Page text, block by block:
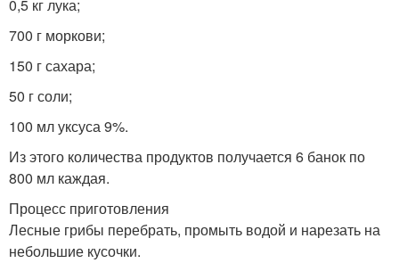
0,5 кг лука;
700 г моркови;
150 г сахара;
50 г соли;
100 мл уксуса 9%.
Из этого количества продуктов получается 6 банок по
800 мл каждая.
Процесс приготовления
Лесные грибы перебрать, промыть водой и нарезать на
небольшие кусочки.